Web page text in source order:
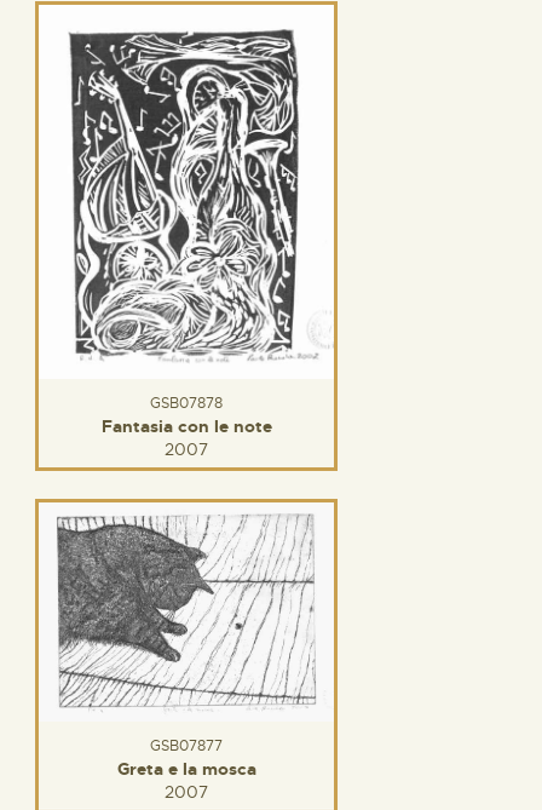
GSB07878
Fantasia con le note
2007
GSB07877
Greta e la mosca
2007